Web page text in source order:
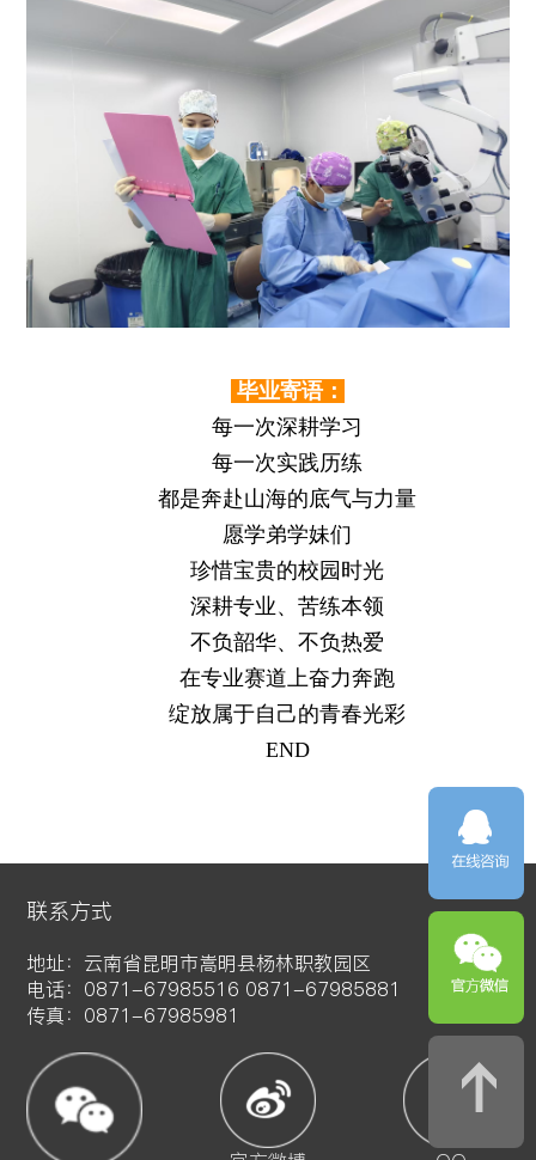
毕业寄语：
每一次深耕学习
每一次实践历练
都是奔赴山海的底气与力量
愿学弟学妹们
珍惜宝贵的校园时光
深耕专业、苦练本领
不负韶华、不负热爱
在专业赛道上奋力奔跑
绽放属于自己的青春光彩
END
联系方式
地址：云南省昆明市嵩明县杨林职教园区
电话：0871-67985516 0871-67985881
传真：0871-67985981